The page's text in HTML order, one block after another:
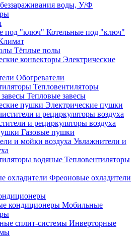
воды, У/Ф
Котельные под "ключ"
Тёплые полы
Электрические
Обогреватели
Тепловентиляторы
Тепловые завесы
Электрические пушки
и рециркуляторы воздуха
Газовые пушки
Увлажнители и
Тепловентиляторы
Фреоновые охладители
Мобильные
Инверторные